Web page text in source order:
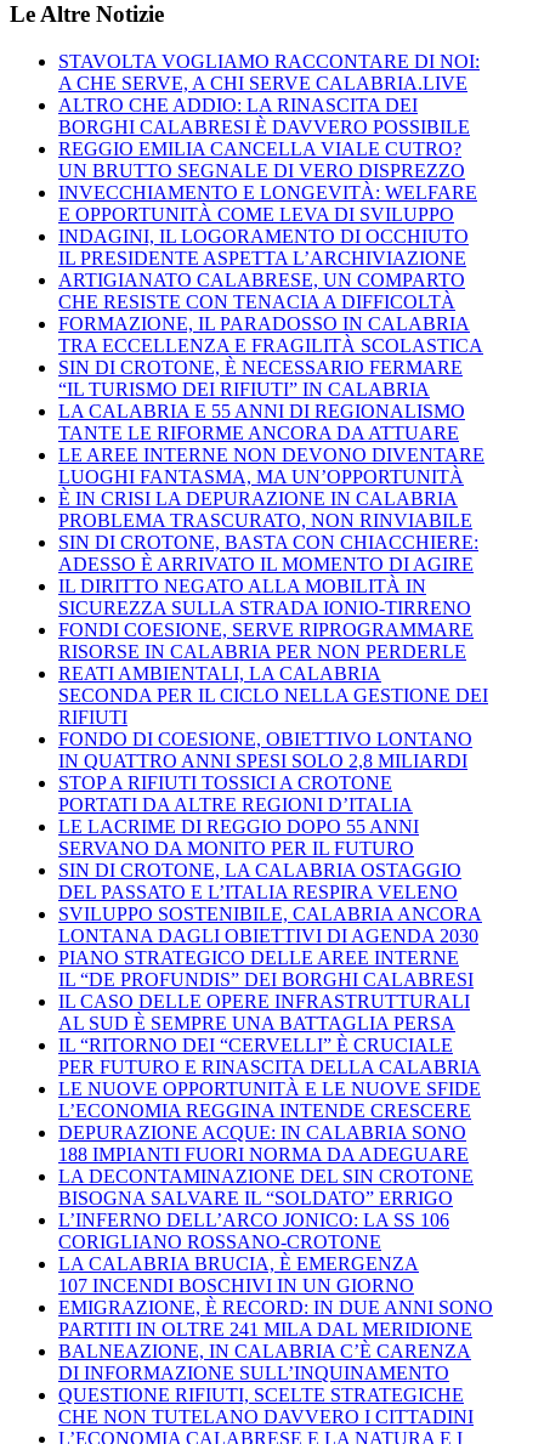
Le Altre Notizie
STAVOLTA VOGLIAMO RACCONTARE DI NOI:
A CHE SERVE, A CHI SERVE CALABRIA.LIVE
ALTRO CHE ADDIO: LA RINASCITA DEI
BORGHI CALABRESI È DAVVERO POSSIBILE
REGGIO EMILIA CANCELLA VIALE CUTRO?
UN BRUTTO SEGNALE DI VERO DISPREZZO
INVECCHIAMENTO E LONGEVITÀ: WELFARE
E OPPORTUNITÀ COME LEVA DI SVILUPPO
INDAGINI, IL LOGORAMENTO DI OCCHIUTO
IL PRESIDENTE ASPETTA L’ARCHIVIAZIONE
ARTIGIANATO CALABRESE, UN COMPARTO
CHE RESISTE CON TENACIA A DIFFICOLTÀ
FORMAZIONE, IL PARADOSSO IN CALABRIA
TRA ECCELLENZA E FRAGILITÀ SCOLASTICA
SIN DI CROTONE, È NECESSARIO FERMARE
“IL TURISMO DEI RIFIUTI” IN CALABRIA
LA CALABRIA E 55 ANNI DI REGIONALISMO
TANTE LE RIFORME ANCORA DA ATTUARE
LE AREE INTERNE NON DEVONO DIVENTARE
LUOGHI FANTASMA, MA UN’OPPORTUNITÀ
È IN CRISI LA DEPURAZIONE IN CALABRIA
PROBLEMA TRASCURATO, NON RINVIABILE
SIN DI CROTONE, BASTA CON CHIACCHIERE:
ADESSO È ARRIVATO IL MOMENTO DI AGIRE
IL DIRITTO NEGATO ALLA MOBILITÀ IN
SICUREZZA SULLA STRADA IONIO-TIRRENO
FONDI COESIONE, SERVE RIPROGRAMMARE
RISORSE IN CALABRIA PER NON PERDERLE
REATI AMBIENTALI, LA CALABRIA
SECONDA PER IL CICLO NELLA GESTIONE DEI
RIFIUTI
FONDO DI COESIONE, OBIETTIVO LONTANO
IN QUATTRO ANNI SPESI SOLO 2,8 MILIARDI
STOP A RIFIUTI TOSSICI A CROTONE
PORTATI DA ALTRE REGIONI D’ITALIA
LE LACRIME DI REGGIO DOPO 55 ANNI
SERVANO DA MONITO PER IL FUTURO
SIN DI CROTONE, LA CALABRIA OSTAGGIO
DEL PASSATO E L’ITALIA RESPIRA VELENO
SVILUPPO SOSTENIBILE, CALABRIA ANCORA
LONTANA DAGLI OBIETTIVI DI AGENDA 2030
PIANO STRATEGICO DELLE AREE INTERNE
IL “DE PROFUNDIS” DEI BORGHI CALABRESI
IL CASO DELLE OPERE INFRASTRUTTURALI
AL SUD È SEMPRE UNA BATTAGLIA PERSA
IL “RITORNO DEI “CERVELLI” È CRUCIALE
PER FUTURO E RINASCITA DELLA CALABRIA
LE NUOVE OPPORTUNITÀ E LE NUOVE SFIDE
L’ECONOMIA REGGINA INTENDE CRESCERE
DEPURAZIONE ACQUE: IN CALABRIA SONO
188 IMPIANTI FUORI NORMA DA ADEGUARE
LA DECONTAMINAZIONE DEL SIN CROTONE
BISOGNA SALVARE IL “SOLDATO” ERRIGO
L’INFERNO DELL’ARCO JONICO: LA SS 106
CORIGLIANO ROSSANO-CROTONE
LA CALABRIA BRUCIA, È EMERGENZA
107 INCENDI BOSCHIVI IN UN GIORNO
EMIGRAZIONE, È RECORD: IN DUE ANNI SONO
PARTITI IN OLTRE 241 MILA DAL MERIDIONE
BALNEAZIONE, IN CALABRIA C’È CARENZA
DI INFORMAZIONE SULL’INQUINAMENTO
QUESTIONE RIFIUTI, SCELTE STRATEGICHE
CHE NON TUTELANO DAVVERO I CITTADINI
L’ECONOMIA CALABRESE E LA NATURA E I